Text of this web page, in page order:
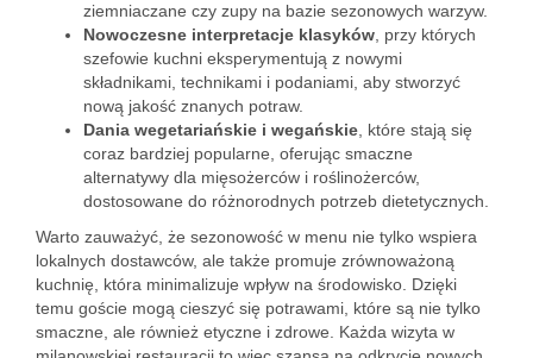
ziemniaczane czy zupy na bazie sezonowych warzyw.
Nowoczesne interpretacje klasyków , przy których
szefowie kuchni eksperymentują z nowymi
składnikami, technikami i podaniami, aby stworzyć
nową jakość znanych potraw.
Dania wegetariańskie i wegańskie , które stają się
coraz bardziej popularne, oferując smaczne
alternatywy dla mięsożerców i roślinożerców,
dostosowane do różnorodnych potrzeb dietetycznych.
Warto zauważyć, że sezonowość w menu nie tylko wspiera
lokalnych dostawców, ale także promuje zrównoważoną
kuchnię, która minimalizuje wpływ na środowisko. Dzięki
temu goście mogą cieszyć się potrawami, które są nie tylko
smaczne, ale również etyczne i zdrowe. Każda wizyta w